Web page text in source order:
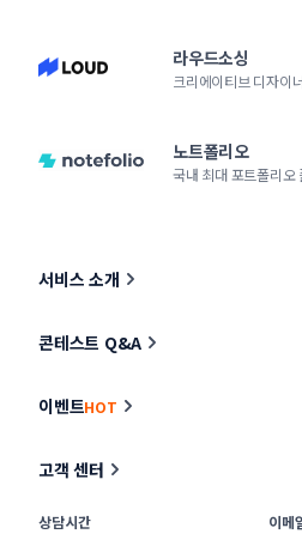
라우드소싱
크리에이티브 디자이
노트폴리오
국내 최대 포트폴리오
서비스 소개
콘테스트 Q&A
이벤트HOT
고객 센터
상담시간
이메